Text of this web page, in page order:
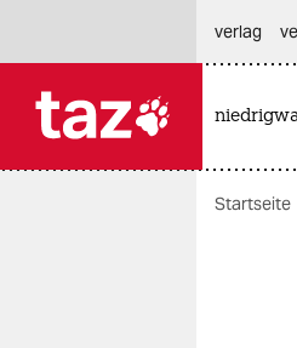
verlag
Startseite